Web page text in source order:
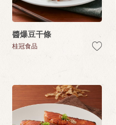
醬爆豆干條
桂冠食品